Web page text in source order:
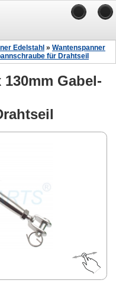
Edelstahl » Wantenspanner
für Drahtseil
Gabel-